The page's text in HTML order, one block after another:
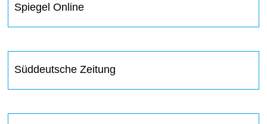
Spiegel Online
Süddeutsche Zeitung